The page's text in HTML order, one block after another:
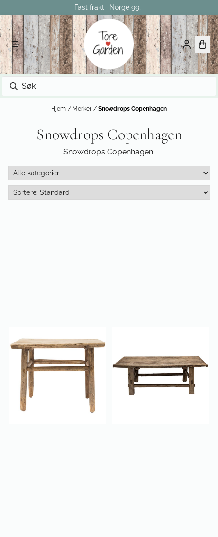
Fast frakt i Norge 99,-
Hjem / Merker / Snowdrops Copenhagen
Snowdrops Copenhagen
Snowdrops Copenhagen